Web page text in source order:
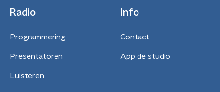
Radio
Programmering
Presentatoren
Luisteren
Info
Contact
App de studio